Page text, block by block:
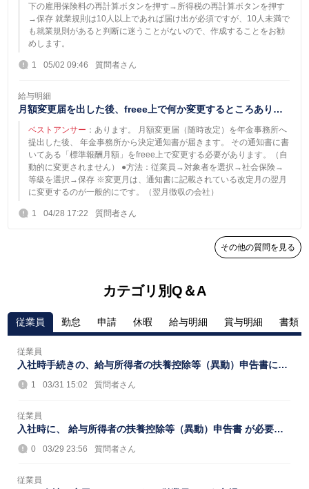
下の雇用保険料の再計算ボタンを押す→所得税の再計算ボタンを押す
→保存 就業規則は10人以上であれば届け出が必須ですが、10人未満で
も就業規則があると判断に迷うことがないので、作成することをお勧
めします。
1 05/02 09:46 質問者さん
給与明細
月額変更届を出した後、freee上で何か変更するところありま
すか？
ベストアンサー ：あります。 月額変更届（随時改定）を年金事務所へ
提出した後、 年金事務所から決定通知書が届きます。 その通知書に書
いてある「標準報酬月額」をfreee上で変更する必要があります。（自
動的に変更されません） ●方法：従業員→対象者を選択→社会保険→
等級を選択→保存 ※変更月は、通知書に記載されている改定月の翌月
に変更するのが一般的にです。（翌月徴収の会社）
1 04/28 17:22 質問者さん
その他の質問を見る
カテゴリ別Q＆A
従業員 勤怠 申請 休暇 給与明細 賞与明細 書類
従業員
入社時手続きの、給与所得者の扶養控除等（異動）申告書につ
いて。 職員へ紙で手渡し、記入をお願い...
1 03/31 15:02 質問者さん
従業員
入社時に、 給与所得者の扶養控除等（異動）申告書 が必要と
されていますが、freee人事労務を使ってい...
0 03/29 23:56 質問者さん
従業員